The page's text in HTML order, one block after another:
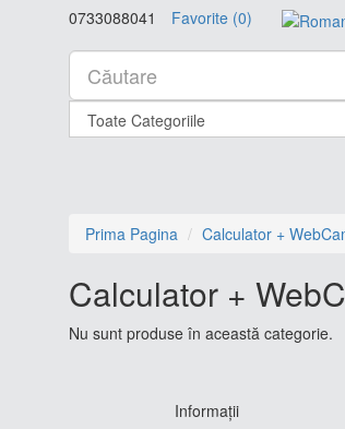
0733088041 Favorite (0)
Prima Pagina Calculator +
Calculator +
Nu sunt produse în această categorie.
Informaţii